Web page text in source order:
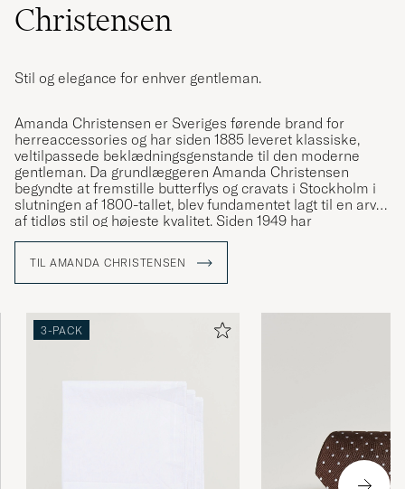
Christensen
Stil og elegance for enhver gentleman.
Amanda Christensen er Sveriges førende brand for
herreaccessories og har siden 1885 leveret klassiske,
veltilpassede beklædningsgenstande til den moderne
gentleman. Da grundlæggeren Amanda Christensen
begyndte at fremstille butterflys og cravats i Stockholm i
slutningen af 1800-tallet, blev fundamentet lagt til en arv
af tidløs stil og højeste kvalitet. Siden 1949 har
virksomheden været kongelig hofleverandør og tilbyder i
manchetknapper – detaljer der forstærker
personligheden og stilen hos bevidste mænd verden over.
Comosøen i Italien, hvor håndværket er blevet bevaret
gennem generationer.
TIL AMANDA CHRISTENSEN
3-PACK